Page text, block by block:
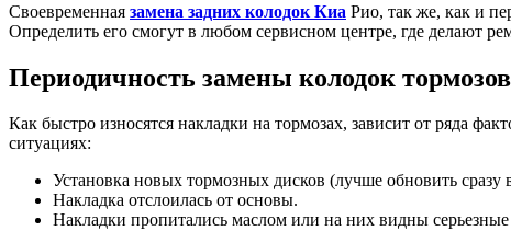
Своевременная замена задних колодок Киа Рио, так же, как и
Определить его смогут в любом сервисном центре, где делают
Периодичность замены колодок тормозов
Как быстро износятся накладки на тормозах, зависит от ряда
ситуациях:
Установка новых тормозных дисков (лучше обновить сразу
Накладка отслоилась от основы.
Накладки пропитались маслом или на них видны